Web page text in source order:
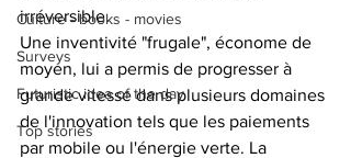
Culture - books - movies
Surveys
Futuristic idea of the day
Top stories
irréversible.
Une inventivité "frugale", économe de
moyen, lui a permis de progresser à
grande vitesse dans plusieurs domaines
de l'innovation tels que les paiements
par mobile ou l'énergie verte. La